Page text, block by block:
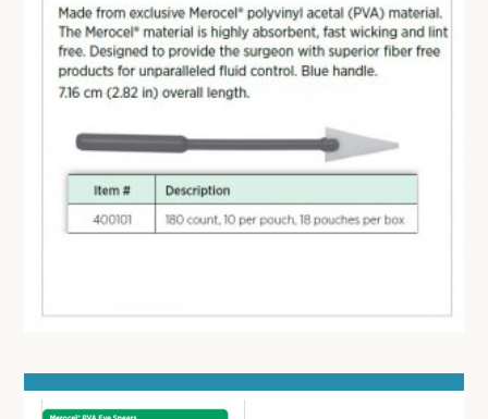
CONTACT
registreer
login
Prijzen worden nu inclusief BTW getoond
COMPRESSEN
GAAS- EN FIXATIEVERBANDEN
MEDISCHE VERZORGINGSSETS
GIPSMATERIAAL
BANDAGES VOOR DIEREN
DEPPERS